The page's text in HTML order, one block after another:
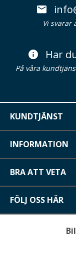
Vi svarar
Har
På våra
KUNDTJÄNST
INFORMATION
BRA ATT VETA
FÖLJ OSS HÄR